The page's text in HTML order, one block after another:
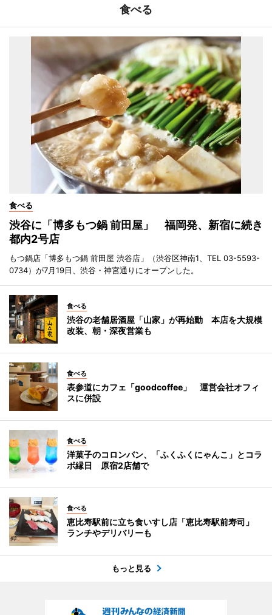
食べる
食べる
渋谷に「博多もつ鍋 前田屋」 福岡発、新宿に続き
都内2号店
もつ鍋店「博多もつ鍋 前田屋 渋谷店」（渋谷区神南1、TEL 03-5593-
0734）が7月19日、渋谷・神宮通りにオープンした。
食べる
渋谷の老舗居酒屋「山家」が再始動 本店を大規模
改装、朝・深夜営業も
食べる
表参道にカフェ「goodcoffee」 運営会社オフィ
スに併設
食べる
洋菓子のコロンバン、「ふくふくにゃんこ」とコラ
ボ縁日 原宿2店舗で
食べる
恵比寿駅前に立ち食いすし店「恵比寿駅前寿司」
ランチやデリバリーも
もっと見る